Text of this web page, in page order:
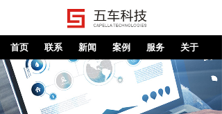
首页 联系 新闻 案例 服务 关于